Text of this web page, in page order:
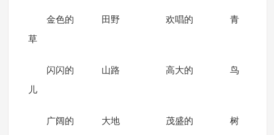
金色的 田野 欢唱的 青
草
闪闪的 山路 高大的 鸟
儿
广阔的 大地 茂盛的 树